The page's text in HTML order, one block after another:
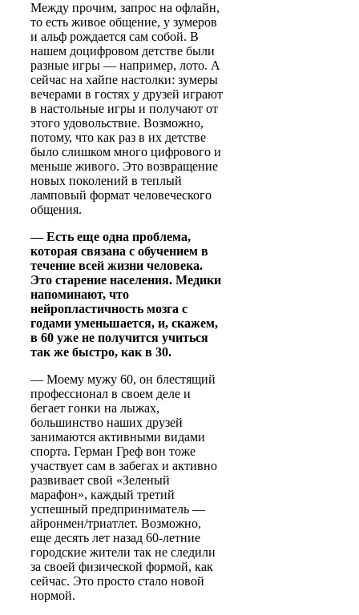
Между прочим, запрос на офлайн,
то есть живое общение, у зумеров
и альф рождается сам собой. В
нашем доцифровом детстве были
разные игры — например, лото. А
сейчас на хайпе настолки: зумеры
вечерами в гостях у друзей играют
в настольные игры и получают от
этого удовольствие. Возможно,
потому, что как раз в их детстве
было слишком много цифрового и
меньше живого. Это возвращение
новых поколений в теплый
ламповый формат человеческого
общения.
— Есть еще одна проблема,
которая связана с обучением в
течение всей жизни человека.
Это старение населения. Медики
напоминают, что
нейропластичность мозга с
годами уменьшается, и, скажем,
в 60 уже не получится учиться
так же быстро, как в 30.
— Моему мужу 60, он блестящий
профессионал в своем деле и
бегает гонки на лыжах,
большинство наших друзей
занимаются активными видами
спорта. Герман Греф вон тоже
участвует сам в забегах и активно
развивает свой «Зеленый
марафон», каждый третий
успешный предприниматель —
айронмен/триатлет. Возможно,
еще десять лет назад 60-летние
городские жители так не следили
за своей физической формой, как
сейчас. Это просто стало новой
нормой.